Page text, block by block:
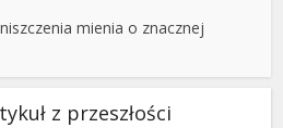
mienia o znacznej
z przeszłości